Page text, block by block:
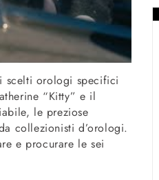
scelti orologi specifici
“Kitty” e il
le preziose
collezionisti d’orologi.
e procurare le sei